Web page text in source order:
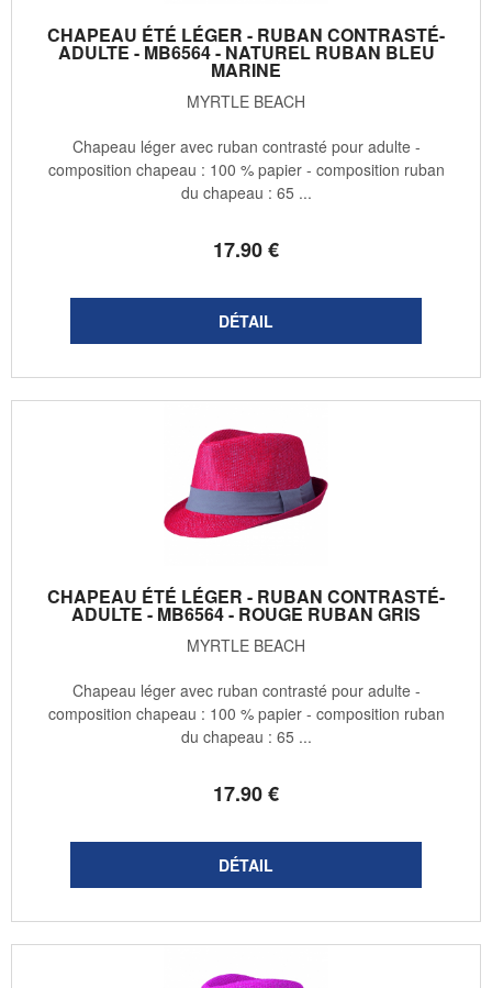
CHAPEAU ÉTÉ LÉGER - RUBAN CONTRASTÉ-
ADULTE - MB6564 - NATUREL RUBAN BLEU
MARINE
MYRTLE BEACH
17.90€
Chapeau léger avec ruban contrasté pour adulte -
composition chapeau : 100 % papier - composition ruban
du chapeau : 65 ...
CHAPEAU ÉTÉ LÉGER - RUBAN CONTRASTÉ-
ADULTE - MB6564 - ROUGE RUBAN GRIS
MYRTLE BEACH
17.90€
Chapeau léger avec ruban contrasté pour adulte -
composition chapeau : 100 % papier - composition ruban
du chapeau : 65 ...